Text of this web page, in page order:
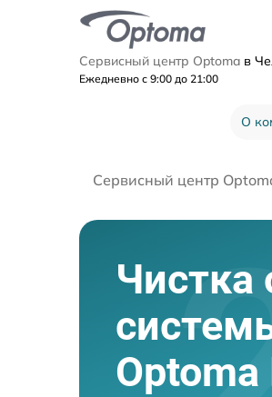
Сервисный центр Optoma в
Ежедневно с 9:00 до 21:00
О
Сервисный центр
Чистка
Optoma